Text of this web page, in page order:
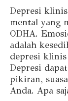
Depresi klinis
mental yang
ODHA.
adalah
depresi
Depresi
pikiran,
Anda. Apa